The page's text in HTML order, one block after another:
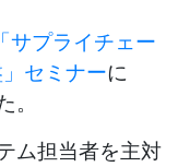
「サプライチェー
セミナーに
ム担当者を主対